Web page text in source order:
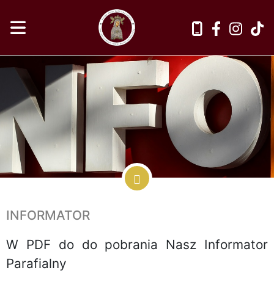
INFORMATOR
W PDF do do pobrania Nasz Informator
Parafialny